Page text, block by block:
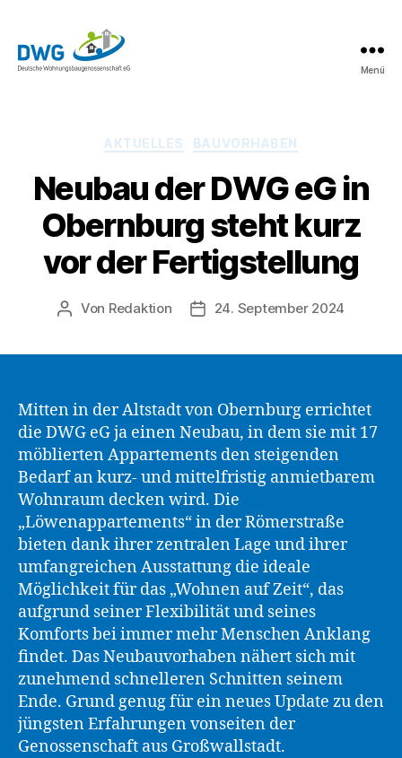
Menü
Kategorien
AKTUELLES BAUVORHABEN
Neubau der DWG eG in
Obernburg steht kurz
vor der Fertigstellung
Beitragsautor
Von Redaktion Beitragsdatum
24. September 2024
Mitten in der Altstadt von Obernburg errichtet
die DWG eG ja einen Neubau, in dem sie mit 17
möblierten Appartements den steigenden
Bedarf an kurz- und mittelfristig anmietbarem
Wohnraum decken wird. Die
„Löwenappartements“ in der Römerstraße
bieten dank ihrer zentralen Lage und ihrer
umfangreichen Ausstattung die ideale
Möglichkeit für das „Wohnen auf Zeit“, das
aufgrund seiner Flexibilität und seines
Komforts bei immer mehr Menschen Anklang
findet. Das Neubauvorhaben nähert sich mit
zunehmend schnelleren Schnitten seinem
Ende. Grund genug für ein neues Update zu den
jüngsten Erfahrungen vonseiten der
Genossenschaft aus Großwallstadt.